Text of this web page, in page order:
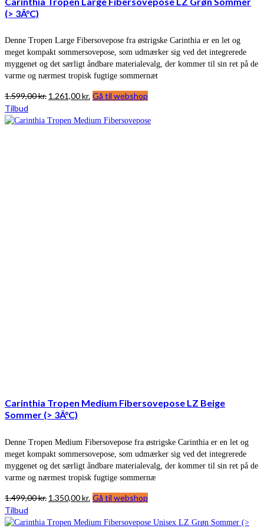
(> 3Â°C)
Denne Tropen Large Fibersovepose fra østrigske Carinthia er en let og
meget kompakt sommersovepose, som udmærker sig ved det integrerede
myggenet og det særligt åndbare materialevalg, der kommer til sin ret på de
varme og nærmest tropisk fugtige sommernæt
1.599,00kr. Den
pris
1.261,00kr. Den
pris
Gå til webshop
Tilbud
Carinthia Tropen Medium Fibersovepose LZ Beige
Sommer (> 3Â°C)
Denne Tropen Medium Fibersovepose fra østrigske Carinthia er en let og
meget kompakt sommersovepose, som udmærker sig ved det integrerede
myggenet og det særligt åndbare materialevalg, der kommer til sin ret på de
varme og nærmest tropisk fugtige sommernæ
1.499,00kr. Den
pris
1.350,00kr. Den
pris
Gå til webshop
Tilbud